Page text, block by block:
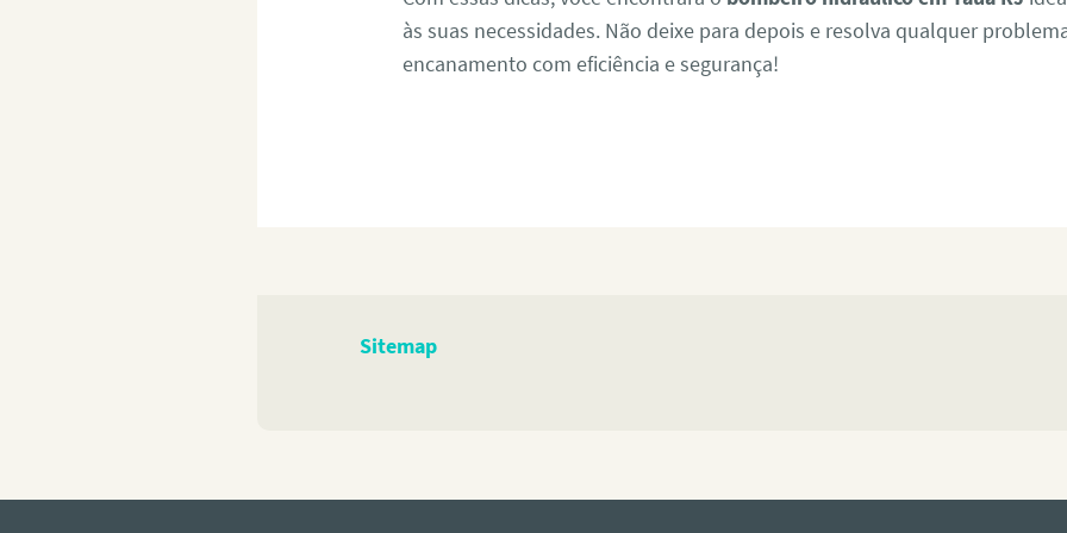
às suas necessidades. Não deixe para depois e resolva qualquer
encanamento com eficiência e segurança!
Sitemap